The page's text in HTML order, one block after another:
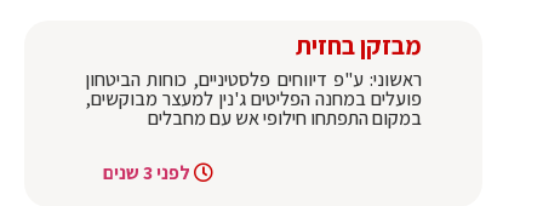
מבזקן בחזית
ראשוני: ע"פ דיווחים פלסטיניים, כוחות הביטחון
פועלים במחנה הפליטים ג'נין למעצר מבוקשים,
במקום התפתחו חילופי אש עם מחבלים
לפני 3 שנים